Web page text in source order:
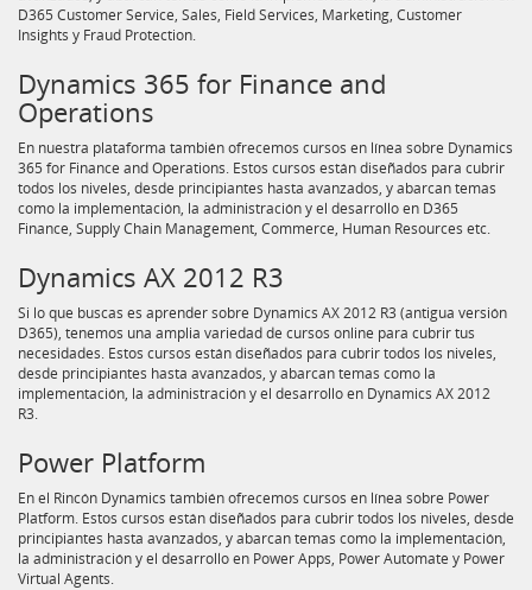
D365 Customer Service, Sales, Field Services, Marketing, Customer
Insights y Fraud Protection.
Dynamics 365 for Finance and
Operations
En nuestra plataforma también ofrecemos cursos en línea sobre Dynamics
365 for Finance and Operations. Estos cursos están diseñados para cubrir
todos los niveles, desde principiantes hasta avanzados, y abarcan temas
como la implementación, la administración y el desarrollo en D365
Finance, Supply Chain Management, Commerce, Human Resources etc.
Dynamics AX 2012 R3
Si lo que buscas es aprender sobre Dynamics AX 2012 R3 (antigua versión
D365), tenemos una amplia variedad de cursos online para cubrir tus
necesidades. Estos cursos están diseñados para cubrir todos los niveles,
desde principiantes hasta avanzados, y abarcan temas como la
implementación, la administración y el desarrollo en Dynamics AX 2012
R3.
Power Platform
En el Rincón Dynamics también ofrecemos cursos en línea sobre Power
Platform. Estos cursos están diseñados para cubrir todos los niveles, desde
principiantes hasta avanzados, y abarcan temas como la implementación,
la administración y el desarrollo en Power Apps, Power Automate y Power
Virtual Agents.